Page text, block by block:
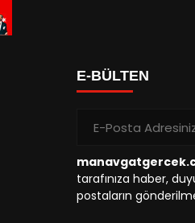
E-BÜLTEN
tarafınıza haber,
postaların